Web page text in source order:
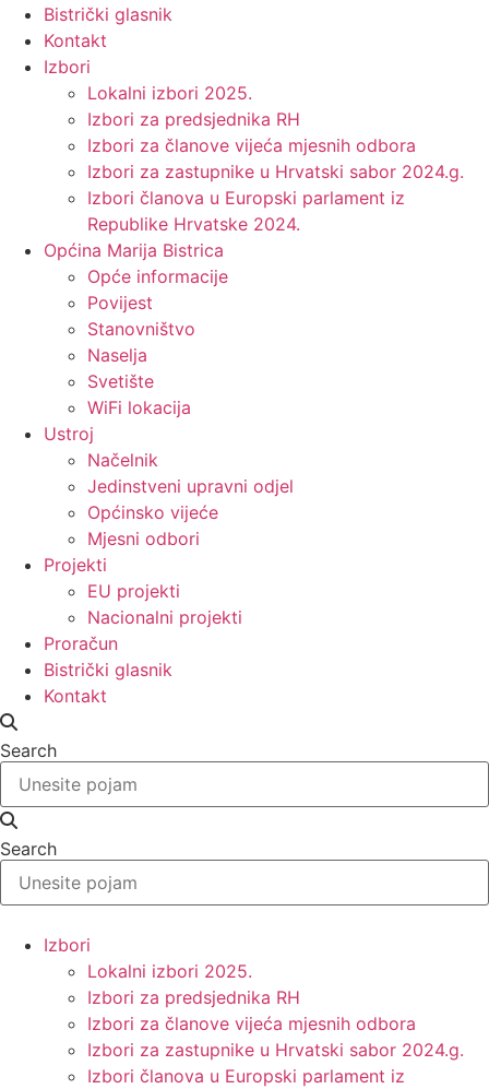
Bistrički glasnik
Kontakt
Izbori
Lokalni izbori 2025.
Izbori za predsjednika RH
Izbori za članove vijeća mjesnih odbora
Izbori za zastupnike u Hrvatski sabor 2024.g.
Izbori članova u Europski parlament iz
Republike Hrvatske 2024.
Općina Marija Bistrica
Opće informacije
Povijest
Stanovništvo
Naselja
Svetište
WiFi lokacija
Ustroj
Načelnik
Jedinstveni upravni odjel
Općinsko vijeće
Mjesni odbori
Projekti
EU projekti
Nacionalni projekti
Proračun
Bistrički glasnik
Kontakt
Search
Search
Izbori
Lokalni izbori 2025.
Izbori za predsjednika RH
Izbori za članove vijeća mjesnih odbora
Izbori za zastupnike u Hrvatski sabor 2024.g.
Izbori članova u Europski parlament iz